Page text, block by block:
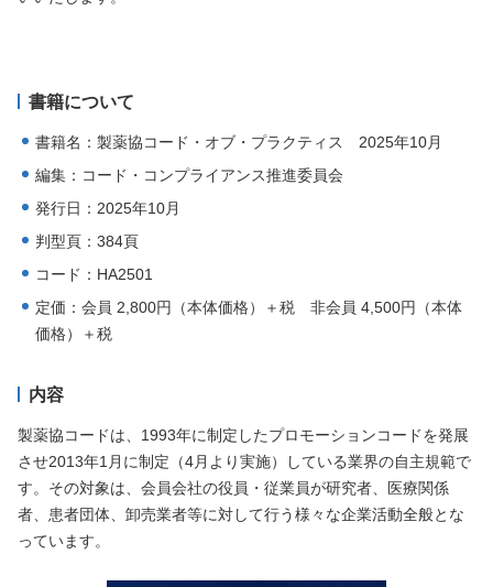
書籍について
書籍名：製薬協コード・オブ・プラクティス 2025年10月
編集：コード・コンプライアンス推進委員会
発行日：2025年10月
判型頁：384頁
コード：HA2501
定価：会員 2,800円（本体価格）＋税 非会員 4,500円（本体
価格）＋税
内容
製薬協コードは、1993年に制定したプロモーションコードを発展
させ2013年1月に制定（4月より実施）している業界の自主規範で
す。その対象は、会員会社の役員・従業員が研究者、医療関係
者、患者団体、卸売業者等に対して行う様々な企業活動全般とな
っています。